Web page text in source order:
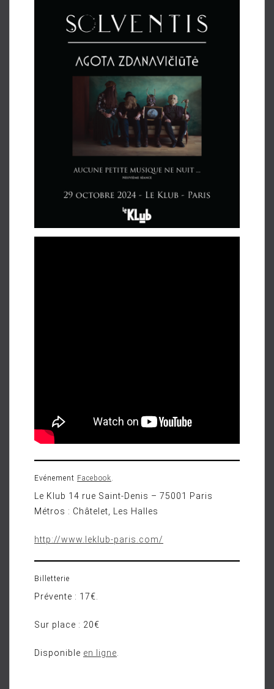
Evénement Facebook
Le Klub 14 rue Saint-Denis – 75001 Paris
Métros : Châtelet, Les Halles
http://www.leklub-paris.com/
Billetterie
Prévente : 17€.
Sur place : 20€
Disponible en ligne